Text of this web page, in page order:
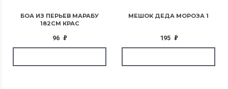
БОА ИЗ ПЕРЬЕВ МАРАБУ
182СМ КРАС
96 ₽
МЕШОК ДЕДА МОРОЗА 1
195 ₽